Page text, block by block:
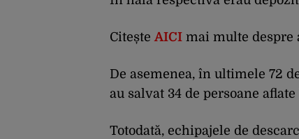
CiteșteAICI mai multe despre
De asemenea, în ultimele 72
au salvat 34 de persoane
Totodată, echipajele de